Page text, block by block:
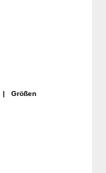
| Größen